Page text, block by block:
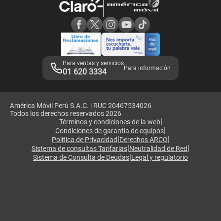
Adquirientes iPhone 6, 6S y SE
Mensaje de Seguridad
Términos y Condiciones de Tienda Claro
Libro de Reclamaciones
Legales de marketplace
Para ventas y servicios
01 620 3334 Para información
América Móvil Perú S.A.C. | RUC 20467534026
Todos los derechos reservados 2026
Términos y condiciones de la web|
Condiciones de garantía de equipos|
Política de Privacidad|Derechos ARCO|
Sistema de consultas Tarifarias|Neutralidad de Red|
Sistema de Consulta de Deudas|Legal y regulatorio